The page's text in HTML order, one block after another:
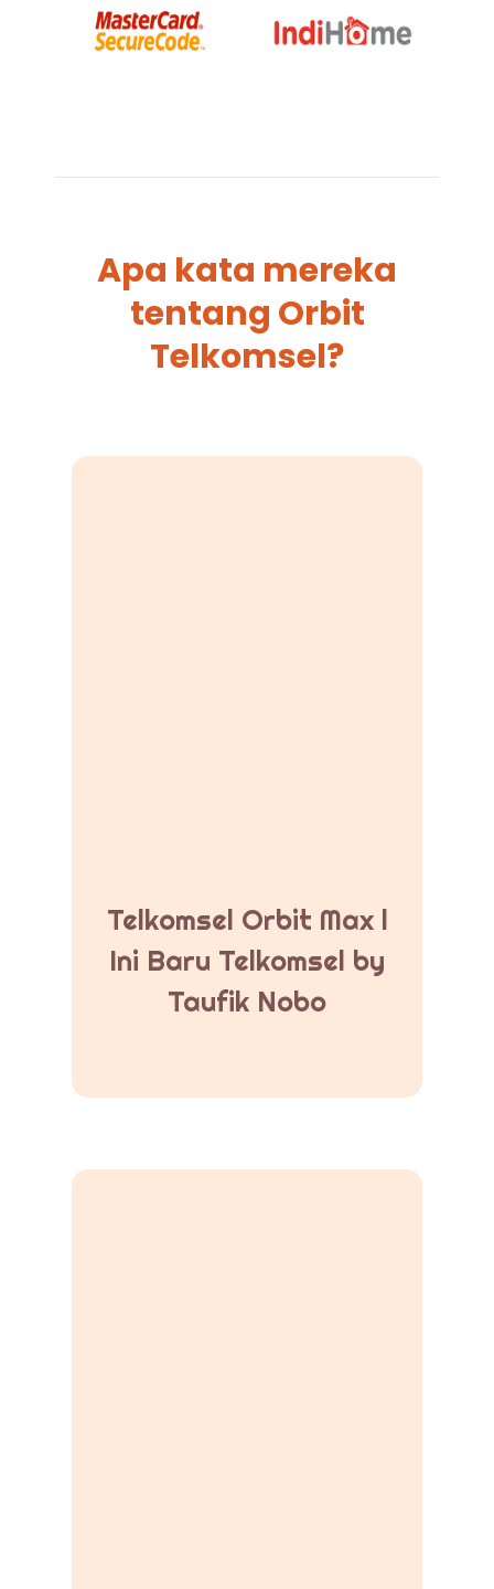
Apa kata mereka
tentang Orbit
Telkomsel?
Telkomsel Orbit Max l
Ini Baru Telkomsel by
Taufik Nobo